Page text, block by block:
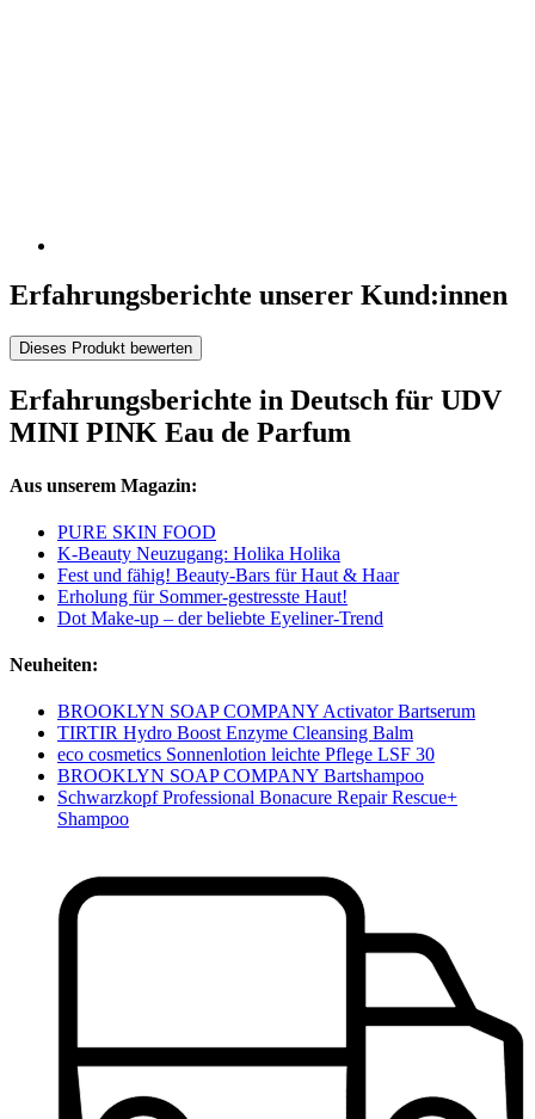
Erfahrungsberichte unserer Kund:innen
Dieses Produkt bewerten
Erfahrungsberichte in Deutsch für UDV
MINI PINK Eau de Parfum
Aus unserem Magazin:
PURE SKIN FOOD
K-Beauty Neuzugang: Holika Holika
Fest und fähig! Beauty-Bars für Haut & Haar
Erholung für Sommer-gestresste Haut!
Dot Make-up – der beliebte Eyeliner-Trend
Neuheiten:
BROOKLYN SOAP COMPANY Activator Bartserum
TIRTIR Hydro Boost Enzyme Cleansing Balm
eco cosmetics Sonnenlotion leichte Pflege LSF 30
BROOKLYN SOAP COMPANY Bartshampoo
Schwarzkopf Professional Bonacure Repair Rescue+
Shampoo